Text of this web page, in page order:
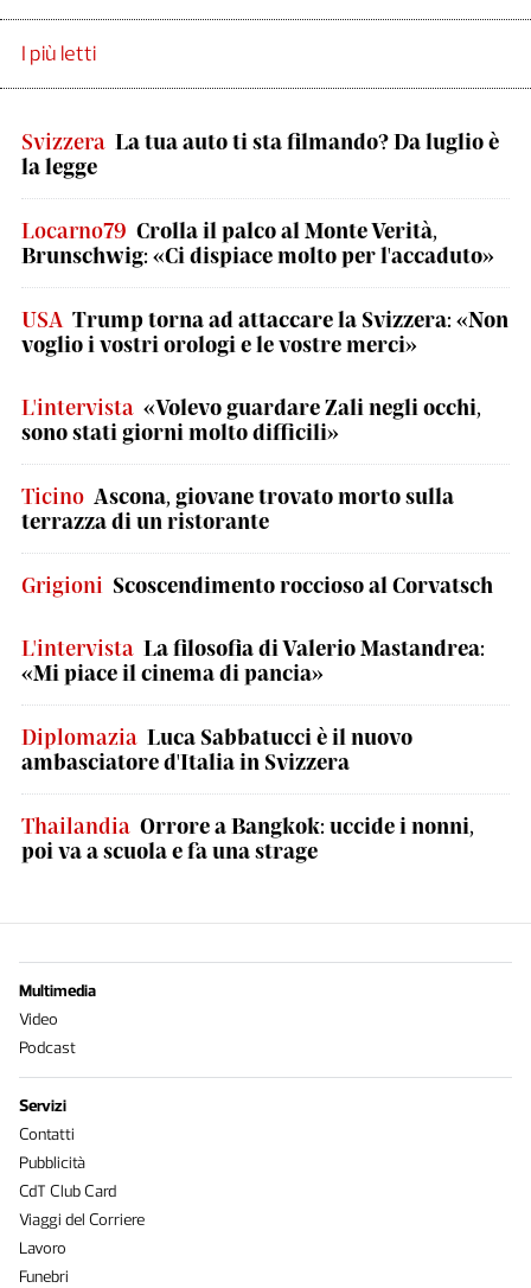
I più letti
Svizzera La tua auto ti sta filmando? Da luglio è
la legge
Locarno79 Crolla il palco al Monte Verità,
Brunschwig: «Ci dispiace molto per l'accaduto»
USA Trump torna ad attaccare la Svizzera: «Non
voglio i vostri orologi e le vostre merci»
L'intervista «Volevo guardare Zali negli occhi,
sono stati giorni molto difficili»
Ticino Ascona, giovane trovato morto sulla
terrazza di un ristorante
Grigioni Scoscendimento roccioso al Corvatsch
L'intervista La filosofia di Valerio Mastandrea:
«Mi piace il cinema di pancia»
Diplomazia Luca Sabbatucci è il nuovo
ambasciatore d'Italia in Svizzera
Thailandia Orrore a Bangkok: uccide i nonni,
poi va a scuola e fa una strage
Multimedia
Video
Podcast
Servizi
Contatti
Pubblicità
CdT Club Card
Viaggi del Corriere
Lavoro
Funebri